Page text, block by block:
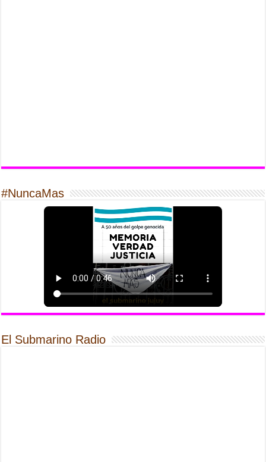
#NuncaMas
El Submarino Radio